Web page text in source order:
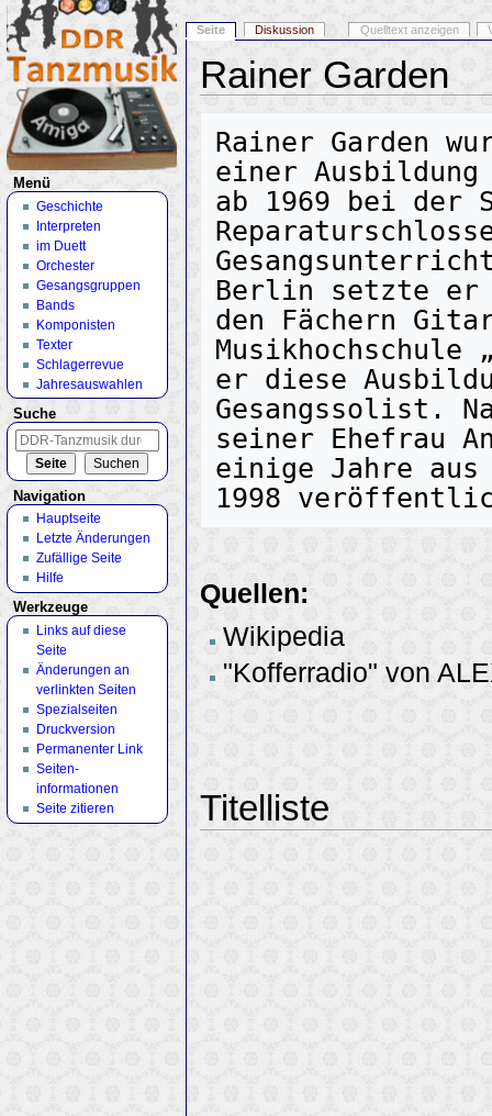
Rainer Garden
Rainer Garden
einer Ausbildung
ab 1969 bei der
Berlin setzte er
den Fächern
er diese
Gesangssolist.
seiner Ehefrau
einige Jahre
Quellen:
Wikipedia
"Kofferradio" von
Titelliste
Seite Diskussion Quelltext anzeigen
Menü
Geschichte
Interpreten
im Duett
Orchester
Gesangsgruppen
Bands
Komponisten
Texter
Schlagerrevue
Jahresauswahlen
Suche
Navigation
Hauptseite
Letzte Änderungen
Zufällige Seite
Hilfe
Werkzeuge
Links auf diese
Seite
Änderungen an
verlinkten Seiten
Spezialseiten
Druckversion
Permanenter Link
Seiten­
informationen
Seite zitieren